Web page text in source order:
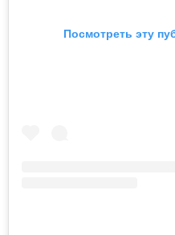
Посмотреть эту